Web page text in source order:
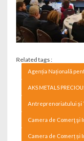
Related tags :
Agenția Națională
AKS METALS
Antreprenoriatului și
Camera de Comerţ
Camera de Comerț și